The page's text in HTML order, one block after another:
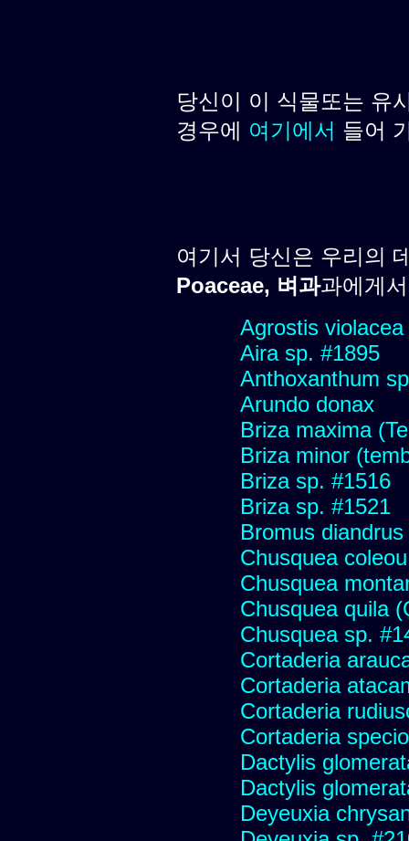
당신이 이 식물또는 유
경우에 여기에서 들어
여기서 당신은 우리의
Poaceae, 벼과과에게
Agrostis violacea
Aira sp. #1895
Anthoxanthum
Arundo donax
Briza maxima
Briza minor
Briza sp. #1516
Briza sp. #1521
Bromus diandrus
Chusquea
Chusquea
Chusquea quila
Chusquea sp.
Cortaderia
Cortaderia
Cortaderia
Cortaderia
Dactylis
Dactylis
Deyeuxia